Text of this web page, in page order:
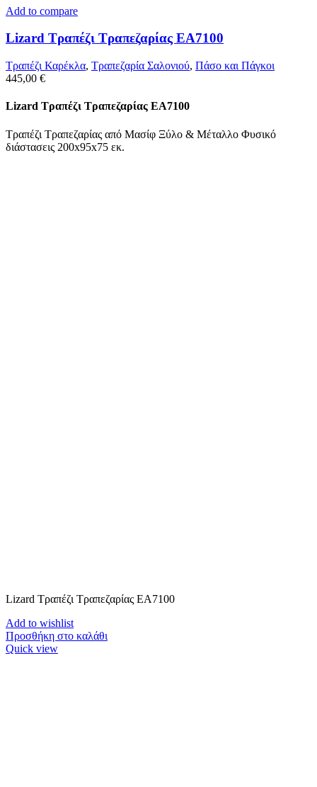
Add to compare
Lizard Τραπέζι Τραπεζαρίας ΕΑ7100
Τραπέζι Καρέκλα, Tραπεζαρία Σαλονιού, Πάσο και Πάγκοι
445,00 €
Lizard Τραπέζι Τραπεζαρίας ΕΑ7100
Τραπέζι Τραπεζαρίας από Μασίφ Ξύλο & Μέταλλο Φυσικό
διάστασεις 200x95x75 εκ.
Lizard Τραπέζι Τραπεζαρίας ΕΑ7100
Add to wishlist
Προσθήκη στο καλάθι
Quick view